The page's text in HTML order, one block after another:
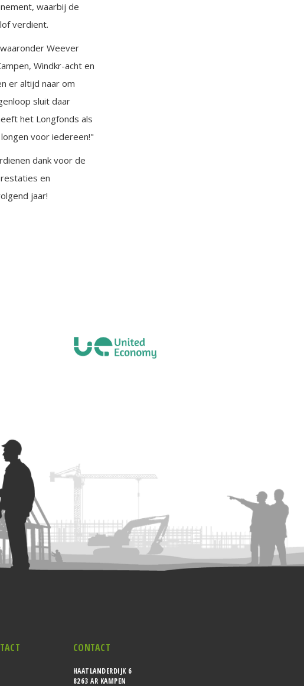
waarbij de
verdient.
Weever
Windkr-acht en
er altijd naar om
sluit daar
het Longfonds als
voor iedereen!"
dank voor de
en
jaar!
CONTACT
HAATLANDERDIJK 6
8263 AR KAMPEN